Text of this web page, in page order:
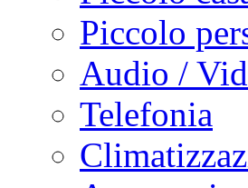
Piccolo
Audio /
Telefonia